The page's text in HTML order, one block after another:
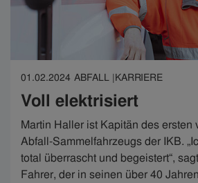
01.02.2024 ABFALL |KARRIERE
Voll elektrisiert
Martin Haller ist Kapitän des ersten
Abfall-Sammelfahrzeugs der IKB.
total überrascht und begeistert“,
Fahrer, der in seinen über 40